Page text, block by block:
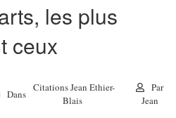
les plus
ceux
Dans
Citations Jean Ethier-
Blais
Par
Jean